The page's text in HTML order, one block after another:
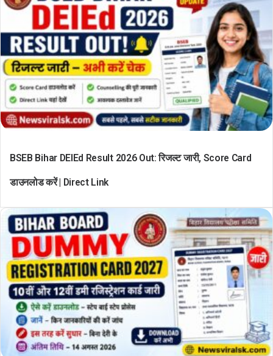
BSEB Bihar DElEd Result 2026 Out: रिजल्ट जारी, Score Card
डाउनलोड करें | Direct Link